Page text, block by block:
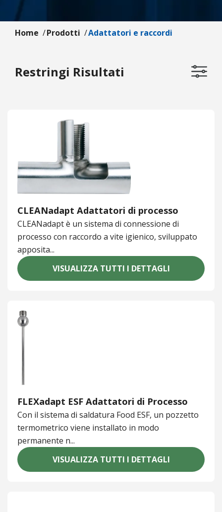
Home Prodotti Adattatori e raccordi
Restringi Risultati
CLEANadapt Adattatori di processo
CLEANadapt è un sistema di connessione di
processo con raccordo a vite igienico, sviluppato
apposita...
VISUALIZZA TUTTI I DETTAGLI
FLEXadapt ESF Adattatori di Processo
Con il sistema di saldatura Food ESF, un pozzetto
termometrico viene installato in modo
permanente n...
VISUALIZZA TUTTI I DETTAGLI